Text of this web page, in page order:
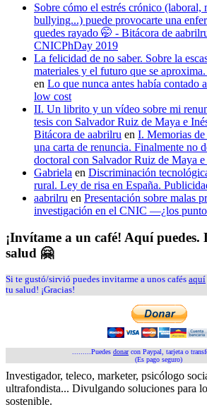
Sobre cómo el estrés crónico
bullying...) puede provocarte una
quedes rayado 🤭 - Bitácora de
CNICPhDay 2019
La felicidad de no saber. Sobre la
materiales y el futuro que se
en Lo que nunca antes había contado
low cost
II. Un librito y un vídeo sobre mi
tesis con Salvador Ruiz de Maya e
Bitácora de aabrilru en I. Memorias
una carta de renuncia. Finalmente no
doctoral con Salvador Ruiz de Maya
Gabriela en Discriminación
rural. Ley de risa en España.
aabrilru en Presentación sobre malas
investigación en el CNIC —¿los
¡Invítame a un café! Aquí puedes.
salud 🤗
Si te gustó/sirvió puedes invitarme a unos cafés aquí
tu salud! ¡Gracias!
.........Puedes donarcon Paypal, tarjeta o
(Es pago seguro)
Investigador, teleco, marketer, psicólogo
ultrafondista... Divulgando soluciones para
sostenible.